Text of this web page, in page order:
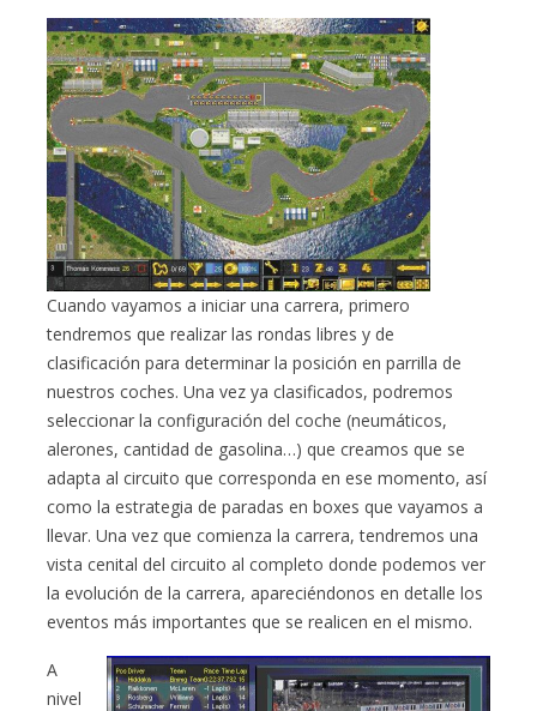
Cuando vayamos a iniciar una carrera, primero
tendremos que realizar las rondas libres y de
clasificación para determinar la posición en parrilla de
nuestros coches. Una vez ya clasificados, podremos
seleccionar la configuración del coche (neumáticos,
alerones, cantidad de gasolina…) que creamos que se
adapta al circuito que corresponda en ese momento, así
como la estrategia de paradas en boxes que vayamos a
llevar. Una vez que comienza la carrera, tendremos una
vista cenital del circuito al completo donde podemos ver
la evolución de la carrera, apareciéndonos en detalle los
eventos más importantes que se realicen en el mismo.
A
nivel